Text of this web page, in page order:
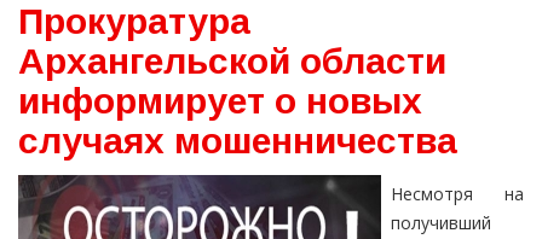
Прокуратура
Архангельской области
информирует о новых
случаях мошенничества
Несмотря на
получивший